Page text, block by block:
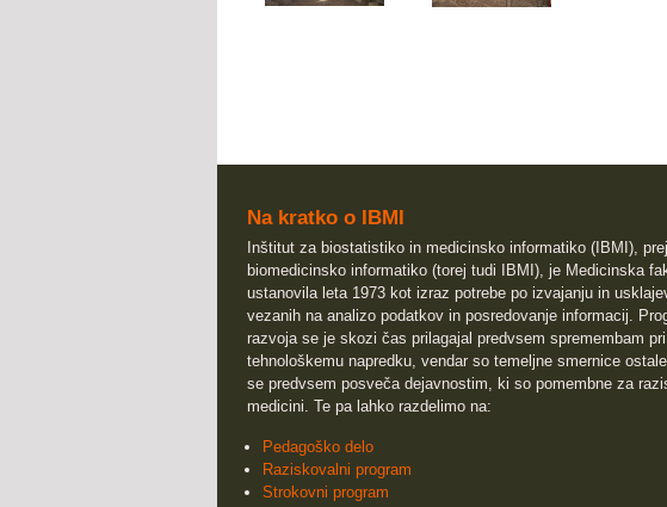
Na kratko o IBMI
Inštitut za biostatistiko in medicinsko informatiko (IBMI),
biomedicinsko informatiko (torej tudi IBMI), je Medicinska
ustanovila leta 1973 kot izraz potrebe po izvajanju in
vezanih na analizo podatkov in posredovanje informacij.
razvoja se je skozi čas prilagajal predvsem spremembam
tehnološkemu napredku, vendar so temeljne smernice
se predvsem posveča dejavnostim, ki so pomembne za
medicini. Te pa lahko razdelimo na:
Pedagoško delo
Raziskovalni program
Strokovni program